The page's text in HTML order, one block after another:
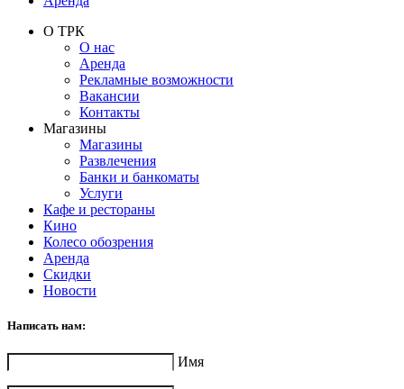
О ТРК
О нас
Аренда
Рекламные возможности
Вакансии
Контакты
Магазины
Магазины
Развлечения
Банки и банкоматы
Услуги
Кафе и рестораны
Кино
Колесо обозрения
Аренда
Скидки
Новости
Написать нам:
Имя